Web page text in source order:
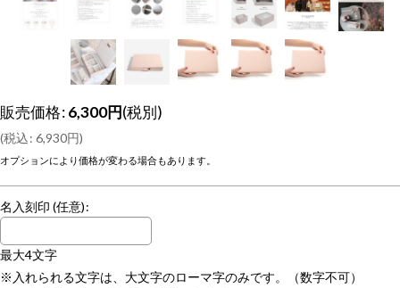
販売価格:6,300円(税別)
(税込: 6,930円)
オプションにより価格が変わる場合もあります。
名入刻印 (任意):
最大4文字
※入れられる文字は、大文字のローマ字のみです。（数字不可）